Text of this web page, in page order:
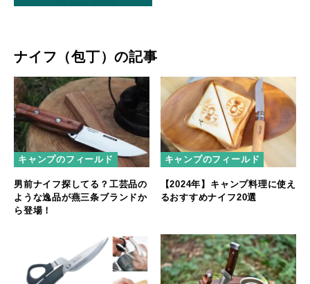
ナイフ（包丁）の記事
キャンプのフィールド
男前ナイフ探してる？工芸品の
ような逸品が燕三条ブランドか
ら登場！
キャンプのフィールド
【2024年】キャンプ料理に使え
るおすすめナイフ20選